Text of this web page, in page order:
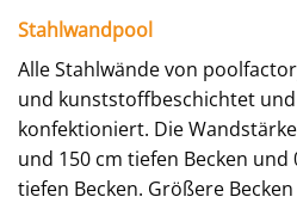
Stahlwandpool
Alle Stahlwände von
und kunststoffbeschichtet
konfektioniert. Die
und 150 cm tiefen Becken und
tiefen Becken. Größere